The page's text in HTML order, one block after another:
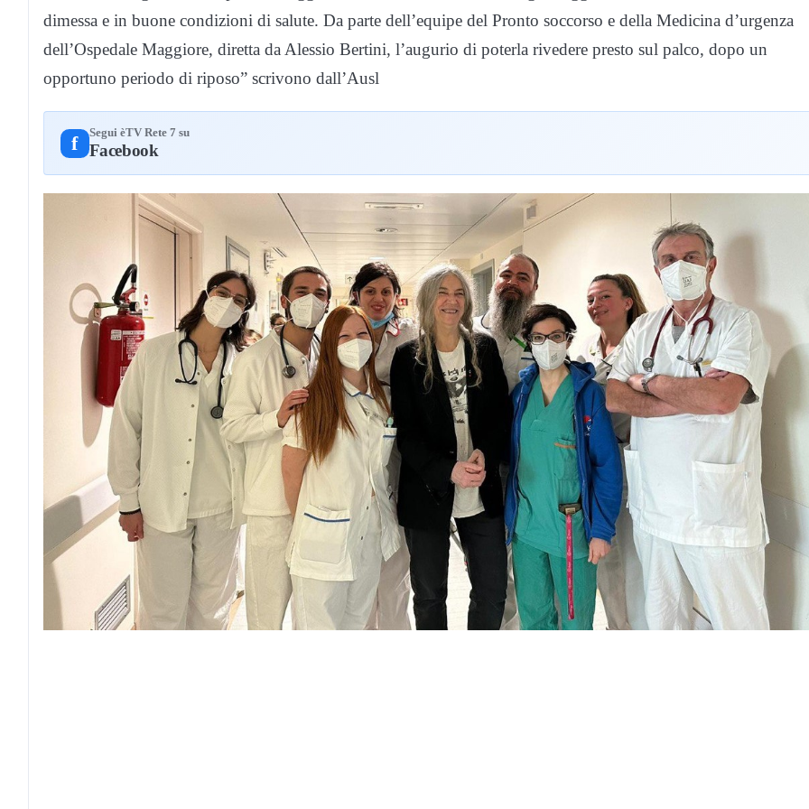
dimessa e in buone condizioni di salute. Da parte dell’equipe del Pronto soccorso e della Medicina d’urgenza
dell’Ospedale Maggiore, diretta da Alessio Bertini, l’augurio di poterla rivedere presto sul palco, dopo un
opportuno periodo di riposo” scrivono dall’Ausl
f Segui èTV Rete 7 su
Facebook